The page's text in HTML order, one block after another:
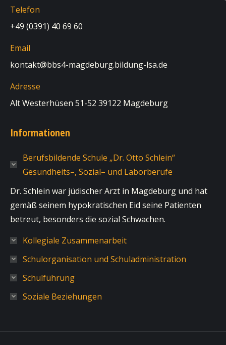
Telefon
+49 (0391) 40 69 60
Email
kontakt@bbs4-magdeburg.bildung-lsa.de
Adresse
Alt Westerhüsen 51-52 39122 Magdeburg
Informationen
Berufsbildende Schule „Dr. Otto Schlein“
Gesundheits–, Sozial– und Laborberufe
Dr. Schlein war jüdischer Arzt in Magdeburg und hat
gemäß seinem hypokratischen Eid seine Patienten
betreut, besonders die sozial Schwachen.
Kollegiale Zusammenarbeit
Schulorganisation und Schuladministration
Schulführung
Soziale Beziehungen